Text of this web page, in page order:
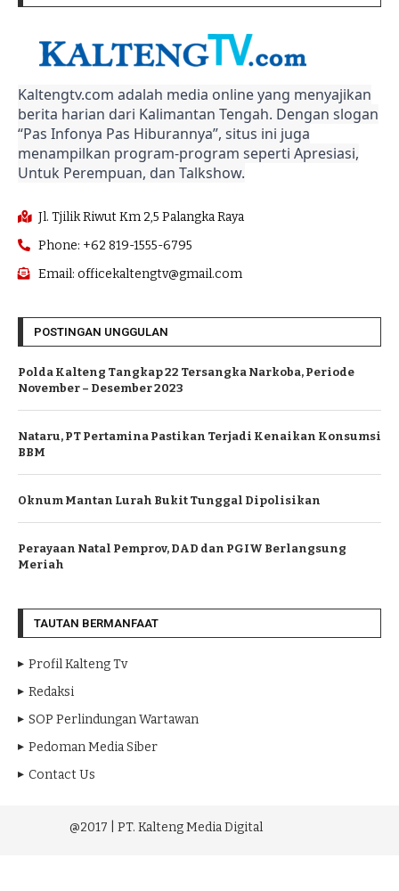
Kaltengtv.com adalah media online yang menyajikan
berita harian dari Kalimantan Tengah. Dengan slogan
“Pas Infonya Pas Hiburannya”, situs ini juga
menampilkan program-program seperti Apresiasi,
Untuk Perempuan, dan Talkshow.
Jl. Tjilik Riwut Km 2,5 Palangka Raya
Phone: +62 819-1555-6795
Email: officekaltengtv@gmail.com
POSTINGAN UNGGULAN
Polda Kalteng Tangkap 22 Tersangka Narkoba, Periode
November – Desember 2023
Nataru, PT Pertamina Pastikan Terjadi Kenaikan Konsumsi
BBM
Oknum Mantan Lurah Bukit Tunggal Dipolisikan
Perayaan Natal Pemprov, DAD dan PGIW Berlangsung
Meriah
TAUTAN BERMANFAAT
Profil Kalteng Tv
Redaksi
SOP Perlindungan Wartawan
Pedoman Media Siber
Contact Us
@2017 | PT. Kalteng Media Digital